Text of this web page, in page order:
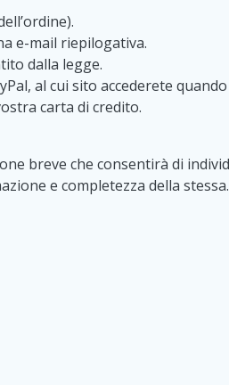
e-mail riepilogativa.
dalla legge.
al cui sito accederete
carta di credito.
breve che consentirà di
e completezza della stessa.